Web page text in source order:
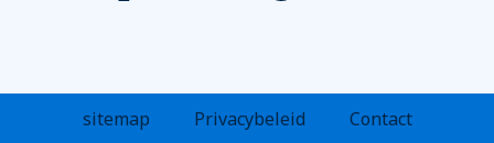
sitemap Privacybeleid Contact